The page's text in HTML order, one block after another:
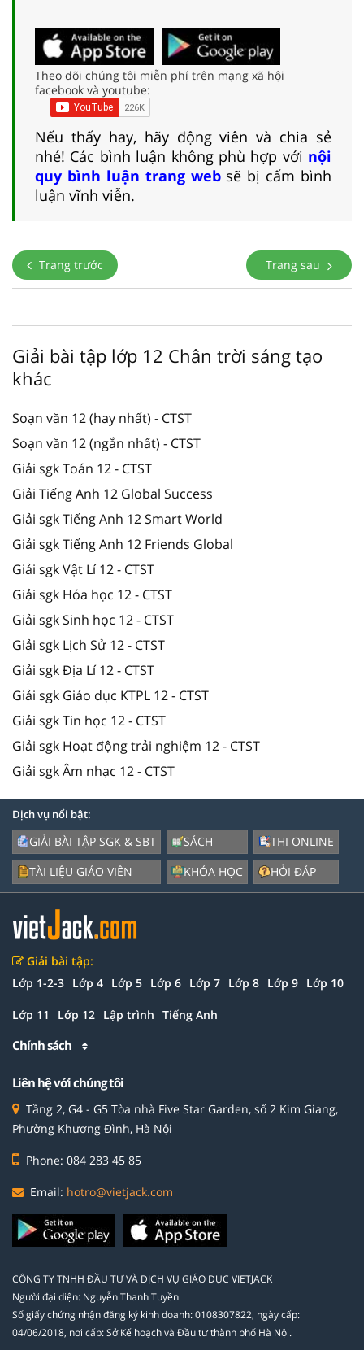
Theo dõi chúng tôi miễn phí trên mạng xã hội
facebook và youtube:
Nếu thấy hay, hãy động viên và chia sẻ
nhé! Các bình luận không phù hợp với nội
quy bình luận trang websẽ bị cấm bình
luận vĩnh viễn.
Trang trước Trang sau
Giải bài tập lớp 12 Chân trời sáng tạo
khác
Soạn văn 12 (hay nhất) - CTST
Soạn văn 12 (ngắn nhất) - CTST
Giải sgk Toán 12 - CTST
Giải Tiếng Anh 12 Global Success
Giải sgk Tiếng Anh 12 Smart World
Giải sgk Tiếng Anh 12 Friends Global
Giải sgk Vật Lí 12 - CTST
Giải sgk Hóa học 12 - CTST
Giải sgk Sinh học 12 - CTST
Giải sgk Lịch Sử 12 - CTST
Giải sgk Địa Lí 12 - CTST
Giải sgk Giáo dục KTPL 12 - CTST
Giải sgk Tin học 12 - CTST
Giải sgk Hoạt động trải nghiệm 12 - CTST
Giải sgk Âm nhạc 12 - CTST
Dịch vụ nổi bật:
GIẢI BÀI TẬP SGK & SBT
TÀI LIỆU GIÁO VIÊN
SÁCH
KHÓA HỌC
THI ONLINE
HỎI ĐÁP
Giải bài tập:
Lớp 1-2-3 Lớp 4 Lớp 5 Lớp 6 Lớp 7 Lớp 8 Lớp 9 Lớp 10
Lớp 11 Lớp 12 Lập trình Tiếng Anh
Chính sách
Liên hệ với chúng tôi
Tầng 2, G4 - G5 Tòa nhà Five Star Garden, số 2 Kim Giang,
Phường Khương Đình, Hà Nội
Phone: 084 283 45 85
Email: hotro@vietjack.com
CÔNG TY TNHH ĐẦU TƯ VÀ DỊCH VỤ GIÁO DỤC VIETJACK
Người đại diện: Nguyễn Thanh Tuyền
Số giấy chứng nhận đăng ký kinh doanh: 0108307822, ngày cấp:
04/06/2018, nơi cấp: Sở Kế hoạch và Đầu tư thành phố Hà Nội.